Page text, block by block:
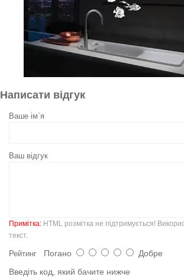
Написати відгук
Ваше ім`я
Ваш відгук
Примітка: HTML розмітка не підтримується!
текст.
Рейтинг Погано
Добре
Введіть код, який бачите нижче